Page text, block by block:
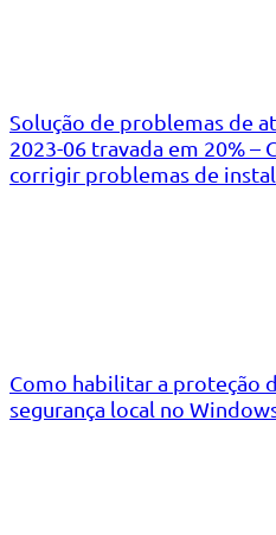
Solução de problemas de
2023-06 travada em 20% –
corrigir problemas de
Como habilitar a proteção
segurança local no